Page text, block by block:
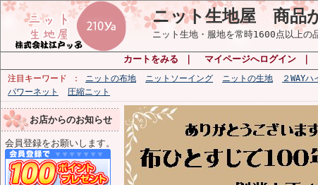
ニット生地屋 商品
ニット生地・服地を常時1600点以上の
カートをみる マイページへログイン
注目キーワード ニットの布地 ニットソーイング ニットの生地 ２WAY
パワーネット
圧縮ニット
お店からのお知らせ
会員登録をお願いします。